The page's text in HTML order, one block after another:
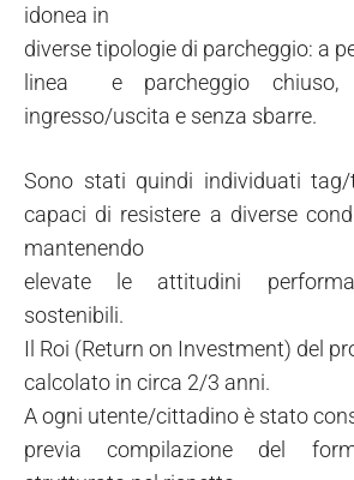
idonea in
diverse tipologie di parcheggio: a
linea e parcheggio
ingresso/uscita e senza sbarre.
Sono stati quindi individuati tag/
capaci di resistere a diverse
mantenendo
elevate le attitudini
sostenibili.
Il Roi (Return on Investment) del
calcolato in circa 2/3 anni.
A ogni utente/cittadino è stato
previa compilazione del